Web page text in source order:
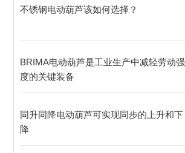
不锈钢电动葫芦该如何选择？
BRIMA电动葫芦是工业生产中减轻劳动强
度的关键装备
同升同降电动葫芦可实现同步的上升和下
降